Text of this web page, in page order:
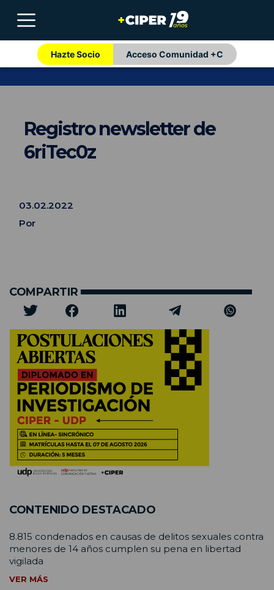
Hazte Socio Acceso Comunidad +C
Registro newsletter de
6riTec0z
03.02.2022
Por
COMPARTIR
CONTENIDO DESTACADO
8.815 condenados en causas de delitos sexuales contra
menores de 14 años cumplen su pena en libertad
vigilada
VER MÁS